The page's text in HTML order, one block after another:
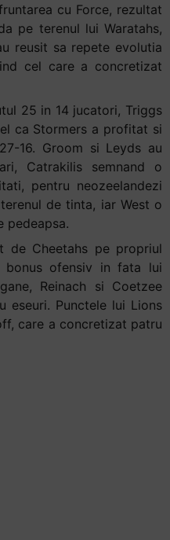
cu Force, rezultat
pe terenul lui Waratahs,
reusit sa repete evolutia
cel care a concretizat
25 in 14 jucatori, Triggs
ca Stormers a profitat si
16. Groom si Leyds au
Catrakilis semnand o
pentru neozeelandezi
de tinta, iar West o
pedeapsa.
de Cheetahs pe propriul
bonus ofensiv in fata lui
Reinach si Coetzee
eseuri. Punctele lui Lions
care a concretizat patru